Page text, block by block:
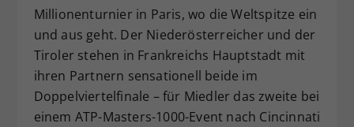
Millionenturnier in Paris, wo die Weltspitze ein
und aus geht. Der Niederösterreicher und der
Tiroler stehen in Frankreichs Hauptstadt mit
ihren Partnern sensationell beide im
Doppelviertelfinale – für Miedler das zweite bei
einem ATP-Masters-1000-Event nach Cincinnati